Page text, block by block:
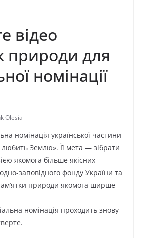
відео
природи для
номінації
Olesia
номінація української частини
любить Землю». Її мета — зібрати
якомога більше якісних
заповідного фонду України та
природи якомога ширше
номінація проходить знову